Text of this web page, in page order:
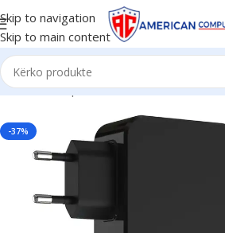
Skip to navigation
Skip to main content
Kreu/Smartphone & Aksesorë/Karikues
-37%